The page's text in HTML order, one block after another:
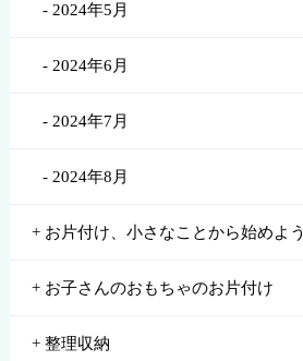
2024年5月
2024年6月
2024年7月
2024年8月
お片付け、小さなことから始めよう
お子さんのおもちゃのお片付け
整理収納